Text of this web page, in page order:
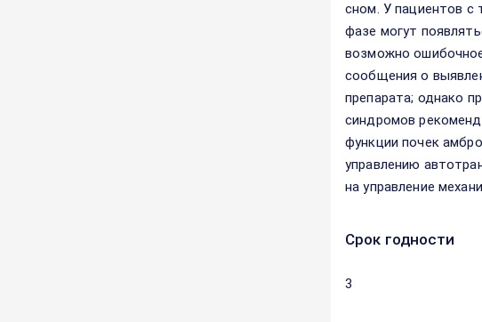
сном. У пациентов
фазе могут
возможно
сообщения о
препарата; однако
синдромов
функции почек
управлению
на управление
Срок годности
3